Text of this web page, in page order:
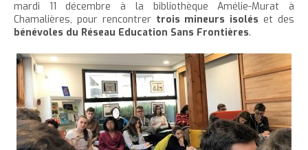
i
l
l
a
t
a
i
l
e
d
a
t
a
i
l
l
e
d
u
t
t
e
p
a
g
e
c
o
n
t
e
n
u
mardi 11 décembre à la bibliothèque Amélie-Murat à
Chamalières, pour rencontrer trois mineurs isolés et des
bénévoles du Réseau Education Sans Frontières.